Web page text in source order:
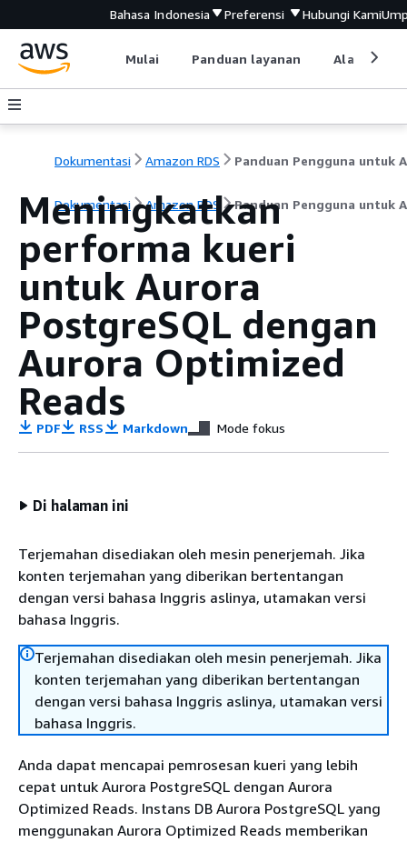
Bahasa Indonesia Preferensi Hubungi Kami
Mulai Panduan layanan Alat
Dokumentasi Amazon RDS
Dokumentasi Amazon RDS Panduan Pengguna untuk
Meningkatkan
performa kueri
untuk Aurora
PostgreSQL dengan
Aurora Optimized
Reads
PDF RSS Markdown Mode fokus
Di halaman ini
Terjemahan disediakan oleh mesin penerjemah. Jika
konten terjemahan yang diberikan bertentangan
dengan versi bahasa Inggris aslinya, utamakan versi
bahasa Inggris.
Terjemahan disediakan oleh mesin penerjemah. Jika
konten terjemahan yang diberikan bertentangan
dengan versi bahasa Inggris aslinya, utamakan versi
bahasa Inggris.
Anda dapat mencapai pemrosesan kueri yang lebih
cepat untuk Aurora PostgreSQL dengan Aurora
Optimized Reads. Instans DB Aurora PostgreSQL yang
menggunakan Aurora Optimized Reads memberikan